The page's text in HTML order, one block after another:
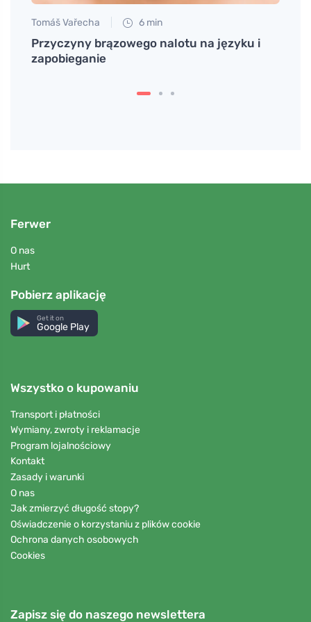
Tomáš Vařecha 6 min
Przyczyny brązowego nalotu na języku i
zapobieganie
Ferwer
O nas
Hurt
Pobierz aplikację
Get it on
Google Play
Wszystko o kupowaniu
Transport i płatności
Wymiany, zwroty i reklamacje
Program lojalnościowy
Kontakt
Zasady i warunki
O nas
Jak zmierzyć długość stopy?
Oświadczenie o korzystaniu z plików cookie
Ochrona danych osobowych
Cookies
Zapisz się do naszego newslettera